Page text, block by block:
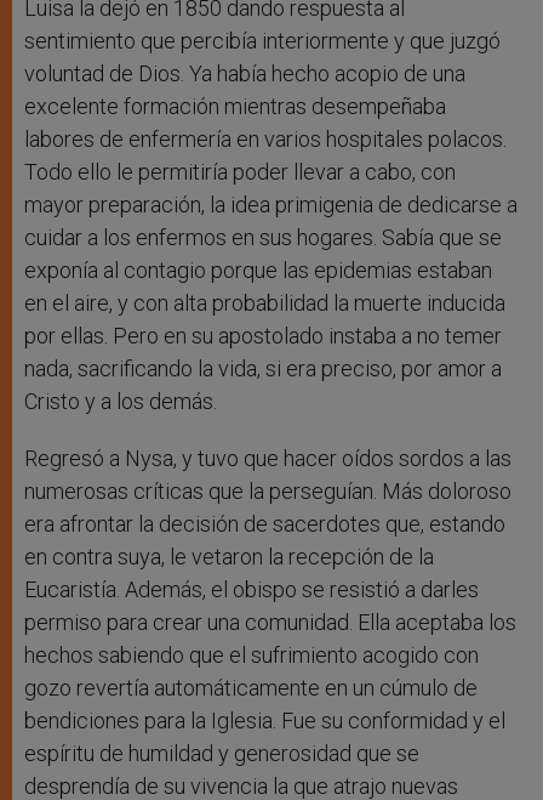
Luisa la dejó en 1850 dando respuesta al
sentimiento que percibía interiormente y que juzgó
voluntad de Dios. Ya había hecho acopio de una
excelente formación mientras desempeñaba
labores de enfermería en varios hospitales polacos.
Todo ello le permitiría poder llevar a cabo, con
mayor preparación, la idea primigenia de dedicarse a
cuidar a los enfermos en sus hogares. Sabía que se
exponía al contagio porque las epidemias estaban
en el aire, y con alta probabilidad la muerte inducida
por ellas. Pero en su apostolado instaba a no temer
nada, sacrificando la vida, si era preciso, por amor a
Cristo y a los demás.
Regresó a Nysa, y tuvo que hacer oídos sordos a las
numerosas críticas que la perseguían. Más doloroso
era afrontar la decisión de sacerdotes que, estando
en contra suya, le vetaron la recepción de la
Eucaristía. Además, el obispo se resistió a darles
permiso para crear una comunidad. Ella aceptaba los
hechos sabiendo que el sufrimiento acogido con
gozo revertía automáticamente en un cúmulo de
bendiciones para la Iglesia. Fue su conformidad y el
espíritu de humildad y generosidad que se
desprendía de su vivencia la que atrajo nuevas